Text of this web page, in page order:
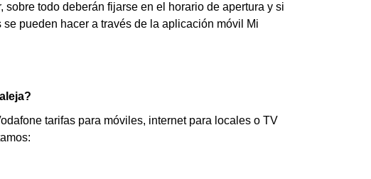
todo deberán fijarse en el horario de apertura y si
pueden hacer a través de la aplicación móvil Mi
tarifas para móviles, internet para locales o TV